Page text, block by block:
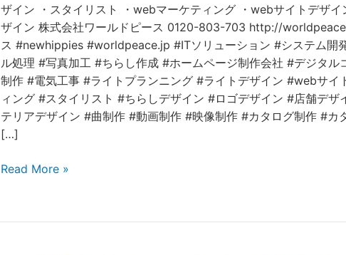
ザイン ・スタイリスト ・webマーケティング ・webサイトデザ
ザイン 株式会社ワールドピース 0120-803-703 http://
ス #newhippies #worldpeace.jp #ITソリューション #システム開
ル処理 #写真加工 #ちらし作成 #ホームページ制作会社 #デジタル
制作 #電気工事 #ライトプランニング #ライトデザイン #webサイ
ィング #スタイリスト #ちらしデザイン #ロゴデザイン #店舗デザ
テリアデザイン #曲制作 #動画制作 #映像制作 #カタログ制作 #カ
[…]
ゃ
れ
な
電
気
工
事
屋
ん』
Read More »